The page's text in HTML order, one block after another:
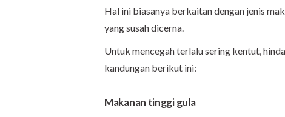
Hal ini biasanya berkaitan dengan jenis
yang susah dicerna.
Untuk mencegah terlalu sering kentut,
kandungan berikut ini:
Makanan tinggigula